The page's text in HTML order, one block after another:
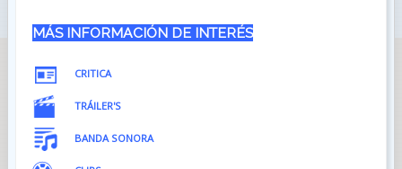
MÁS INFORMACIÓN DE INTERÉS
CRITICA
TRÁILER'S
BANDA SONORA